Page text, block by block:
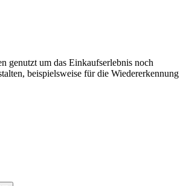
genutzt um das Einkaufserlebnis noch
beispielsweise für die Wiedererkennung